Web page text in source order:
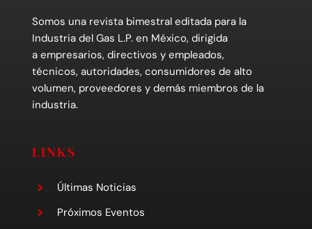
Somos una revista bimestral editada para la
Industria del Gas L.P. en México, dirigida
a empresarios, directivos y empleados,
técnicos, autoridades, consumidores de alto
volumen, proveedores y demás miembros de la
industria.
LINKS
Últimas Noticias
Próximos Eventos